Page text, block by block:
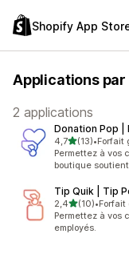
Shopify App
Applications
2 applications
Donation Pop |
4,7étoile(s) sur 5
(13)
13 avis au total
•Forfait
Permettez à vos
boutique
Tip Quik | Tip
2,4étoile(s) sur 5
(10)
10 avis au total
•Forfait
Permettez à vos
employés.